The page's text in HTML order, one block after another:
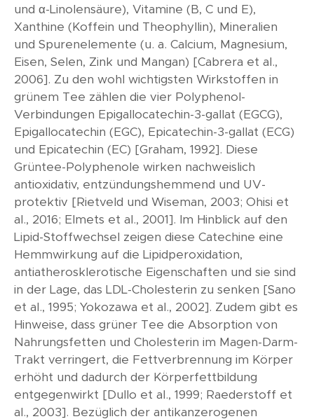
und α-Linolensäure), Vitamine (B, C und E),
Xanthine (Koffein und Theophyllin), Mineralien
und Spurenelemente (u. a. Calcium, Magnesium,
Eisen, Selen, Zink und Mangan) [Cabrera et al.,
2006]. Zu den wohl wichtigsten Wirkstoffen in
grünem Tee zählen die vier Polyphenol-
Verbindungen Epigallocatechin-3-gallat (EGCG),
Epigallocatechin (EGC), Epicatechin-3-gallat (ECG)
und Epicatechin (EC) [Graham, 1992]. Diese
Grüntee-Polyphenole wirken nachweislich
antioxidativ, entzündungshemmend und UV-
protektiv [Rietveld und Wiseman, 2003; Ohisi et
al., 2016; Elmets et al., 2001]. Im Hinblick auf den
Lipid-Stoffwechsel zeigen diese Catechine eine
Hemmwirkung auf die Lipidperoxidation,
antiatherosklerotische Eigenschaften und sie sind
in der Lage, das LDL-Cholesterin zu senken [Sano
et al., 1995; Yokozawa et al., 2002]. Zudem gibt es
Hinweise, dass grüner Tee die Absorption von
Nahrungsfetten und Cholesterin im Magen-Darm-
Trakt verringert, die Fettverbrennung im Körper
erhöht und dadurch der Körperfettbildung
entgegenwirkt [Dullo et al., 1999; Raederstoff et
al., 2003]. Bezüglich der antikanzerogenen